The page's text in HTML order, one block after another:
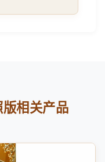
相关产品